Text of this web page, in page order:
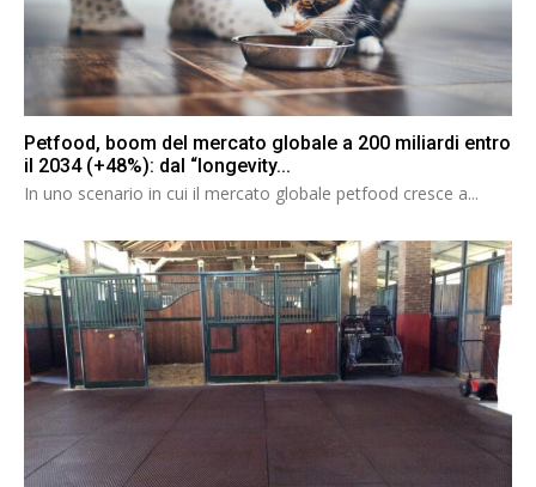
Petfood, boom del mercato globale a 200 miliardi entro
il 2034 (+48%): dal “longevity...
In uno scenario in cui il mercato globale petfood cresce a...